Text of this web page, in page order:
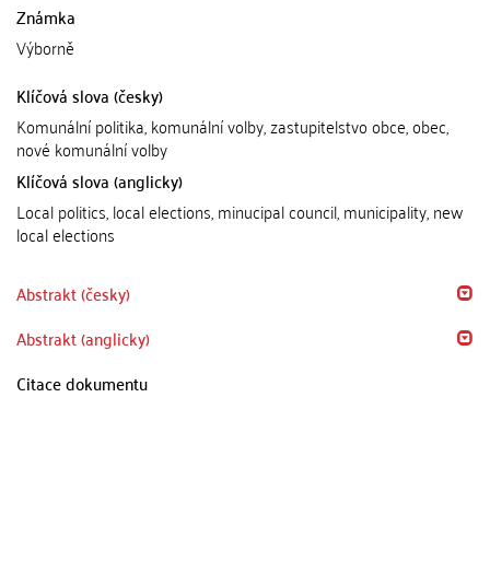
Známka
Výborně
Klíčová slova (česky)
Komunální politika, komunální volby, zastupitelstvo obce, obec,
nové komunální volby
Klíčová slova (anglicky)
Local politics, local elections, minucipal council, municipality, new
local elections
Abstrakt (česky)
Abstrakt (anglicky)
Citace dokumentu